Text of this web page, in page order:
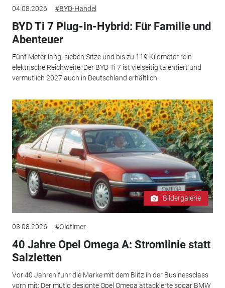
04.08.2026 #BYD-Handel
BYD Ti 7 Plug-in-Hybrid: Für Familie und
Abenteuer
Fünf Meter lang, sieben Sitze und bis zu 119 Kilometer rein
elektrische Reichweite: Der BYD Ti 7 ist vielseitig talentiert und
vermutlich 2027 auch in Deutschland erhältlich.
Bildergalerie
03.08.2026 #Oldtimer
40 Jahre Opel Omega A: Stromlinie statt
Salzletten
Vor 40 Jahren fuhr die Marke mit dem Blitz in der Businessclass
vorn mit: Der mutig designte Opel Omega attackierte sogar BMW